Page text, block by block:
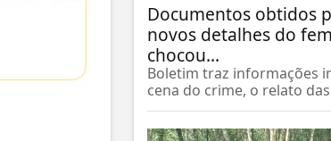
Documentos obtidos
novos detalhes do
chocou...
Boletim traz informações
cena do crime, o relato